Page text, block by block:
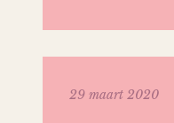
29 maart 2020